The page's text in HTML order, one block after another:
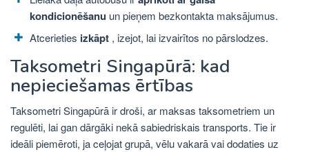
kondicionēšanu un pieņem bezkontakta maksājumus.
Atcerieties izkāpt , izejot, lai izvairītos no pārslodzes.
Taksometri Singapūrā: kad
nepieciešamas ērtības
Taksometri Singapūrā ir droši, ar maksas taksometriem un
regulēti, lai gan dārgāki nekā sabiedriskais transports. Tie ir
ideāli piemēroti, ja ceļojat grupā, vēlu vakarā vai dodaties uz